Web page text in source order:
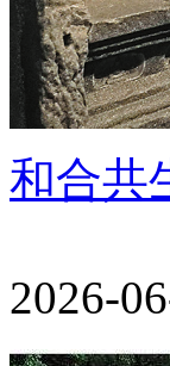
和合共
2026-